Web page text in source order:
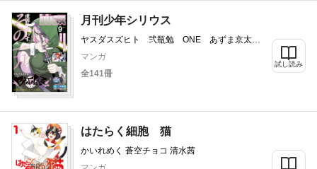
山村東
月刊少年シリウス
ヤスダスズヒト 弐瓶勉 ONE あずま京太
郎 ｂｏｓｅ 園山ゆきの 小菊路よう 横田
乃 せん 星野翼 空山トキ 五色安未 泉乃
ケンゴ カジカ航 戸野タエ 湖西晶
マンガ
全141冊
試し読み
はたらく細胞 猫
かいれめく 蒼空チョコ 清水茜